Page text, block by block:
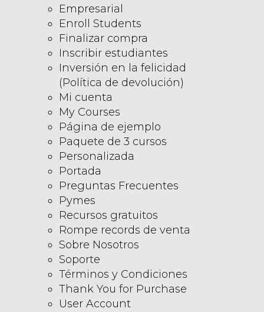
Empresarial
Enroll Students
Finalizar compra
Inscribir estudiantes
Inversión en la felicidad
(Política de devolución)
Mi cuenta
My Courses
Página de ejemplo
Paquete de 3 cursos
Personalizada
Portada
Preguntas Frecuentes
Pymes
Recursos gratuitos
Rompe records de venta
Sobre Nosotros
Soporte
Términos y Condiciones
Thank You for Purchase
User Account